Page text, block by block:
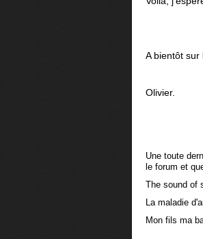
A bientôt sur
Olivier.
Une toute
le forum et
The sound of
La maladie
Mon fils ma